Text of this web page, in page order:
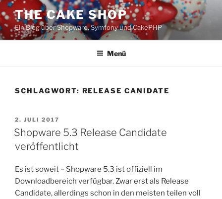
Zum
Inhalt
springen
THE CAKE SHOP
Ein Blog über Shopware, Symfony und CakePHP
Menü
SCHLAGWORT: RELEASE CANIDATE
VERÖFFENTLICHT
AM
2. JULI 2017
Shopware 5.3 Release Candidate
veröffentlicht
Es ist soweit – Shopware 5.3 ist offiziell im
Downloadbereich verfügbar. Zwar erst als Release
Candidate, allerdings schon in den meisten teilen voll